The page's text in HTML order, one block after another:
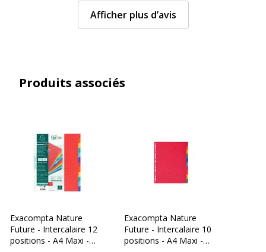
Afficher plus d’avis
Produits associés
Exacompta Nature
Future - Intercalaire 12
positions - A4 Maxi -
Exacompta Nature
Future - Intercalaire 10
positions - A4 Maxi -